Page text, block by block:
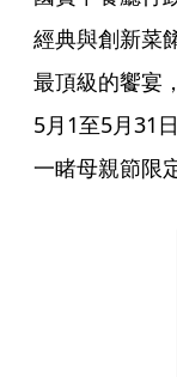
經典與創新菜
最頂級的饗宴
5月1至5月31
一睹母親節限